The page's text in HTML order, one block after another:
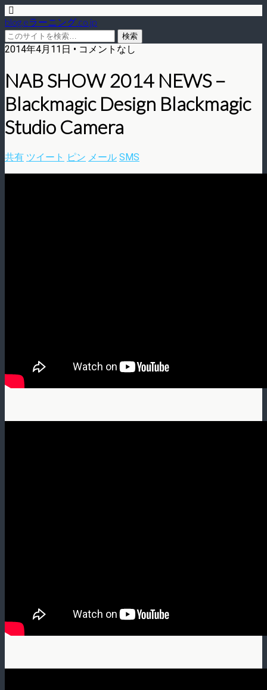
blog.eラーニング.co.jp
2014年4月11日 • コメントなし
NAB SHOW 2014 NEWS –
Blackmagic Design Blackmagic
Studio Camera
共有 ツイート ピン メール SMS